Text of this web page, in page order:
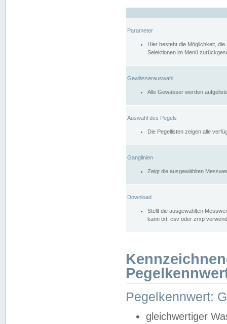
Parameter
Hier besteht die Möglichkeit,
Selektionen im Menü
Gewässerauswahl
Alle Gewässer werden
Auswahl des Pegels
Die Pegellisten zeigen alle
Ganglinien
Zeigt die ausgewählten
Download
Stellt die ausgewählten
kann txt, csv oder zrxp
Pegelkennwert:
gleichwertiger